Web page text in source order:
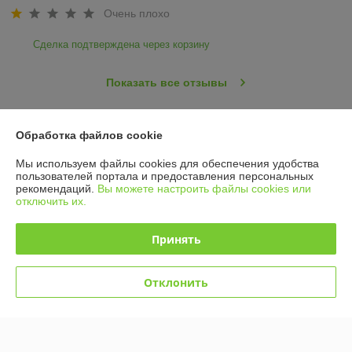
Очень плохо
Сделка подтверждена через корзину
Показать все отзывы
О нас
Контакты
Обработка файлов cookie
Мы используем файлы cookies для обеспечения удобства
пользователей портала и предоставления персональных
рекомендаций. Вы можете настроить файлы cookies или
отключить их.
Принять
Отклонить